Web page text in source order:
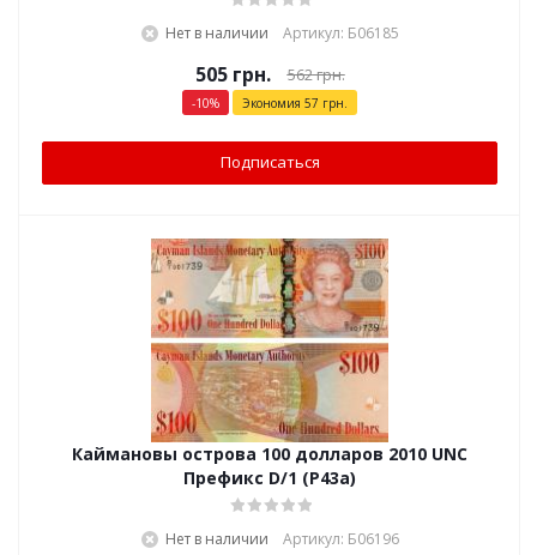
Нет в наличии Артикул: Б06185
505грн. 562грн.
-10% Экономия 57 грн.
Подписаться
Каймановы острова 100 долларов 2010 UNC
Префикс D/1 (P43a)
Нет в наличии Артикул: Б06196